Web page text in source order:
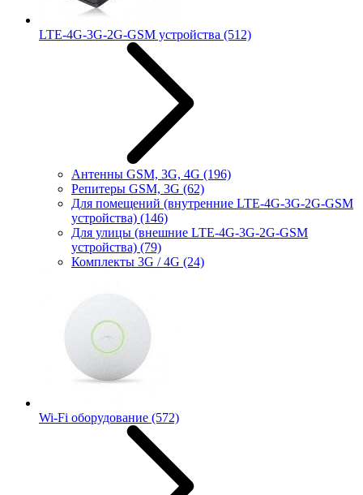
LTE-4G-3G-2G-GSM устройства (512)
Антенны GSM, 3G, 4G (196)
Репитеры GSM, 3G (62)
Для помещений (внутренние LTE-4G-3G-2G-GSM
устройства) (146)
Для улицы (внешние LTE-4G-3G-2G-GSM
устройства) (79)
Комплекты 3G / 4G (24)
Wi-Fi оборудование (572)